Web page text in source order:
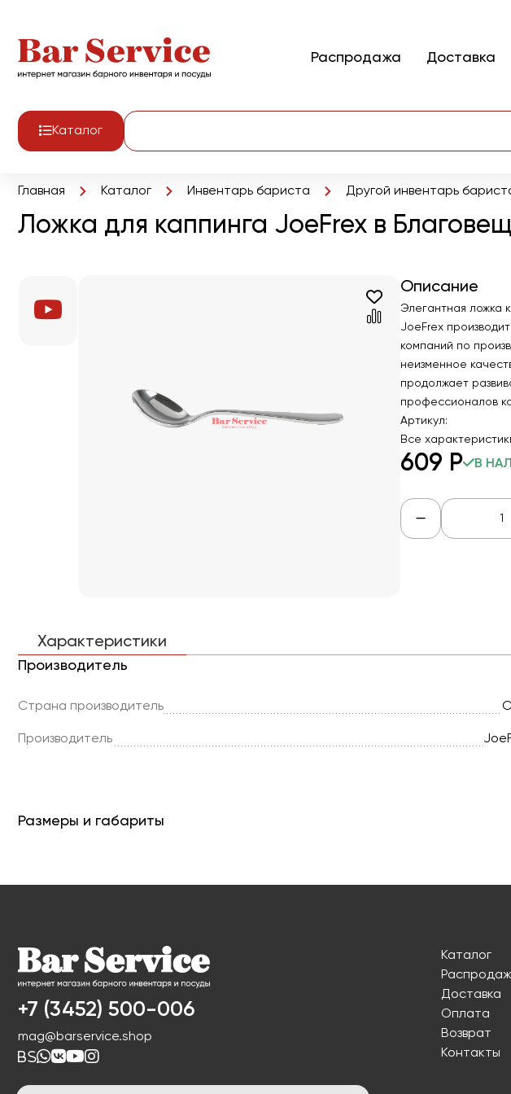
Распродажа Доставка
Каталог
Главная Каталог Инвентарь бариста Другой инвентарь
Ложка для каппинга JoeFrex в
Описание
Элегантная ложка
JoeFrex
компаний по
неизменное
продолжает
профессионалов
Артикул:
Все
609 Р В
Характеристики
Производитель
Страна производитель
Производитель
Размеры и габариты
+7 (3452) 500-006
mag@barservice.shop
Каталог
Доставка
Оплата
Возврат
Контакты